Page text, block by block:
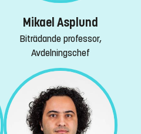
Mikael Asplund
Biträdande professor,
Avdelningschef